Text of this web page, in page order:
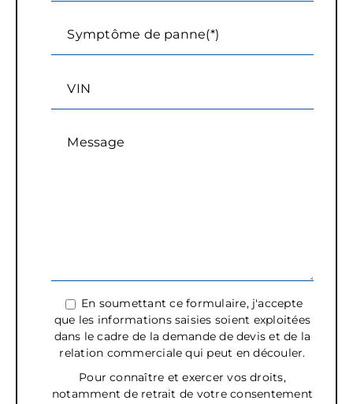
Symptôme de panne(*)
VIN
Message
En soumettant ce formulaire, j'accepte
que les informations saisies soient exploitées
dans le cadre de la demande de devis et de la
relation commerciale qui peut en découler.
Pour connaître et exercer vos droits,
notamment de retrait de votre consentement